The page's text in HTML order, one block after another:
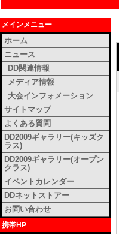
メインメニュー
ホーム
ニュース
DD関連情報
メディア情報
大会インフォメーション
サイトマップ
よくある質問
DD2009ギャラリー(キッズク
ラス)
DD2009ギャラリー(オープン
クラス)
イベントカレンダー
DDネットストアー
お問い合わせ
携帯HP